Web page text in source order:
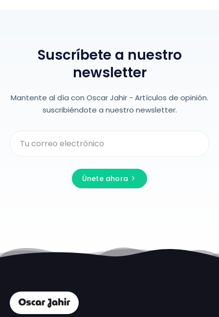
Suscríbete a nuestro
newsletter
Mantente al día con Oscar Jahir - Artículos de opinión.
suscribiéndote a nuestro newsletter.
Únete ahora